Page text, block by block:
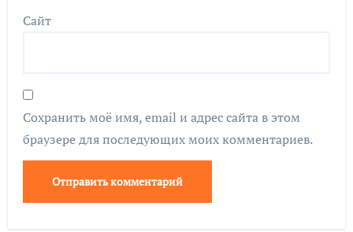
Сайт
Сохранить моё имя, email и адрес сайта в этом
браузере для последующих моих комментариев.